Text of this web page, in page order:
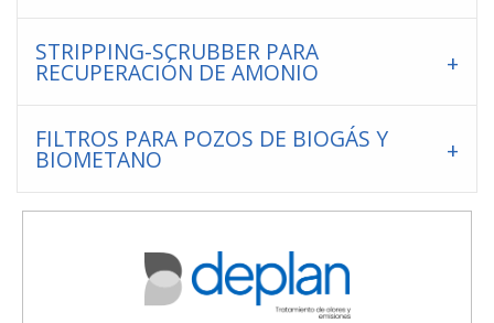
STRIPPING-SCRUBBER PARA
RECUPERACIÓN DE AMONIO
FILTROS PARA POZOS DE BIOGÁS Y
BIOMETANO